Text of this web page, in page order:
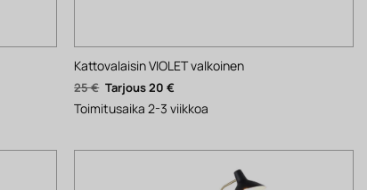
Kattovalaisin VIOLET valkoinen
25€ Alkuperäinen
hinta
oli:
25 €.
20€
on:
20 €.
Toimitusaika 2-3 viikkoa